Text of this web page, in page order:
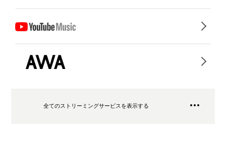
全てのストリーミングサービスを表示する